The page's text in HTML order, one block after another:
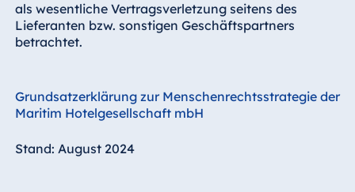
als wesentliche Vertragsverletzung seitens des
Lieferanten bzw. sonstigen Geschäftspartners
betrachtet.
Grundsatzerklärung zur Menschenrechtsstrategie der
Maritim Hotelgesellschaft mbH
Stand: August 2024